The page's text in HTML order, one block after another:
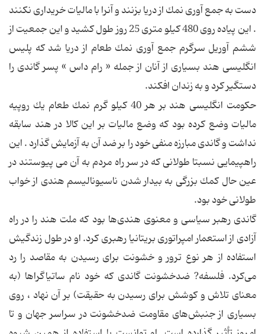
دست به جمع آوری نمك از دریا بزنند و آنرا با مالیات خریداری نكنند
. این پیاده روی 480 كیلو متری 25 روز طول كشید و این جمعیت از
ششم آوریل سرگرم جمع آوری نمك طعام از دریا شد كه پلیس
انگلیسی هند بسیاری از آنان از جمله « رام داس » پسر گاندی را
دستگیر كرد و به زندان افكند.
حكومت انگلیسی هند بر هر 40 كیلو گرم نمك طعام یك روپیه
مالیات وضع كرده بود كه وضع مالیات بر این كالا در هند سابقه
نداشت و گاندی مبارزه منفی خود را بر ضد آن به آزمایش گذارد . این
راهپیمایی نسبتا طولانی كه در سر راه مردم به آن می پیوستند در
عین حال كمك بزرگی به بیدار شدن ناسیونالیسم هندی از خواب
طولانی خود بود.
گاندی رهبر سیاسی و معنوی هندی‌ها بود که ملت هند را در راه
آزادی از استعمار امپراتوری بریتانیا رهبری کرد. او در طول زندگیش
استفاده از هر نوع ترور و خشونت برای رسیدن به مقاصد را رد
می‌کرد. فلسفه? ضدخشونت گاندی که خود نام ساتیاگراها (به
معنای تلاش و کوشش برای رسیدن به حقیقت) بر آن نهاد ، روی
بسیاری از جنبش‌های مقاومت ضدخشونت در سراسر جهان و تا